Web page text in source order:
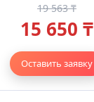
19 563 ₸
15 650 ₸
Оставить заявку